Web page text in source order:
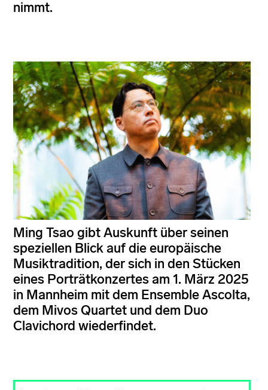
nimmt.
Ming Tsao gibt Auskunft über seinen
speziellen Blick auf die europäische
Musiktradition, der sich in den Stücken
eines Porträtkonzertes am 1. März 2025
in Mannheim mit dem Ensemble Ascolta,
dem Mivos Quartet und dem Duo
Clavichord wiederfindet.